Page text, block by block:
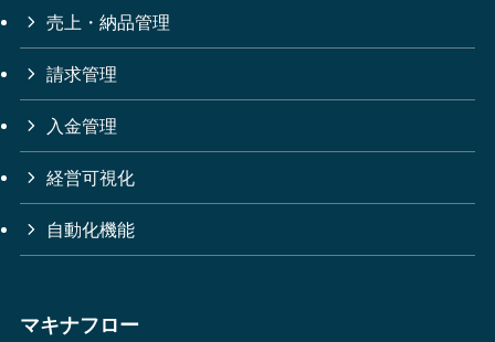
売上・納品管理
請求管理
入金管理
経営可視化
自動化機能
マキナフロー